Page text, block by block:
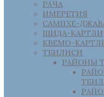
РАЧА
ИМЕРЕТИЯ
САМЦХЕ-
ШИДА-КАРТЛИ
КВЕМО-
ТБИЛИСИ
РАЙОНЫ